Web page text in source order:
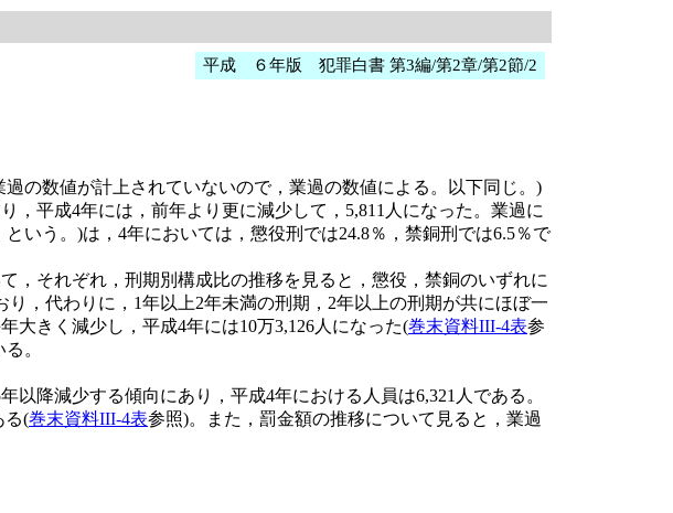
平成 ６年版 犯罪白書 第3編/第2章/第2節/2
の数値が計上されていないので，業過の数値による。以下同じ。)
平成4年には，前年より更に減少して，5,811人になった。業過に
いう。)は，4年においては，懲役刑では24.8％，禁銅刑では6.5％で
それぞれ，刑期別構成比の推移を見ると，懲役，禁銅のいずれに
，代わりに，1年以上2年未満の刑期，2年以上の刑期が共にほぼ一
大きく減少し，平成4年には10万3,126人になった(巻末資料III-4表参
。
降減少する傾向にあり，平成4年における人員は6,321人である。
る(巻末資料III-4表参照)。また，罰金額の推移について見ると，業過